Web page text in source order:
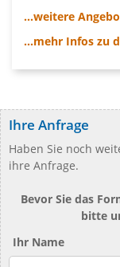
...weitere
...mehr Infos zu
Ihre Anfrage
Haben Sie noch
ihre Anfrage.
Bevor Sie das
bitte
Ihr Name